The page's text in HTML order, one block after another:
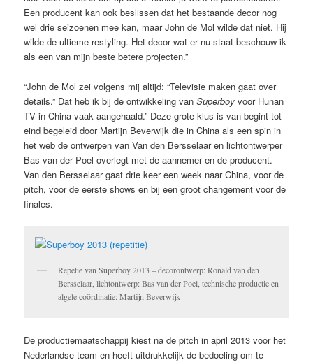
Een producent kan ook beslissen dat het bestaande decor nog
wel drie seizoenen mee kan, maar John de Mol wilde dat niet. Hij
wilde de ultieme restyling. Het decor wat er nu staat beschouw ik
als een van mijn beste betere projecten.”
“John de Mol zei volgens mij altijd: “Televisie maken gaat over
details.” Dat heb ik bij de ontwikkeling vanSuperboy voor Hunan
TV in China vaak aangehaald.” Deze grote klus is van begint tot
eind begeleid door Martijn Beverwijk die in China als een spin in
het web de ontwerpen van Van den Bersselaar en lichtontwerper
Bas van der Poel overlegt met de aannemer en de producent.
Van den Bersselaar gaat drie keer een week naar China, voor de
pitch, voor de eerste shows en bij een groot changement voor de
finales.
Repetie van Superboy 2013 – decorontwerp: Ronald van den
Bersselaar, lichtontwerp: Bas van der Poel, technische productie en
algele coördinatie: Martijn Beverwijk
De productiemaatschappij kiest na de pitch in april 2013 voor het
Nederlandse team en heeft uitdrukkelijk de bedoeling om te